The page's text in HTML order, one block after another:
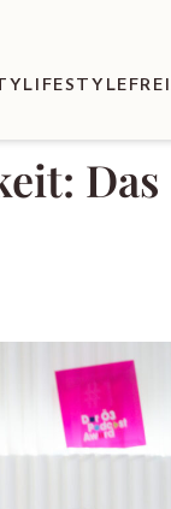
LIFESTYLE
Das